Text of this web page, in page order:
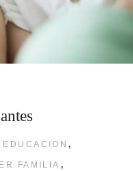
EDUCACION ,
FAMILIA ,